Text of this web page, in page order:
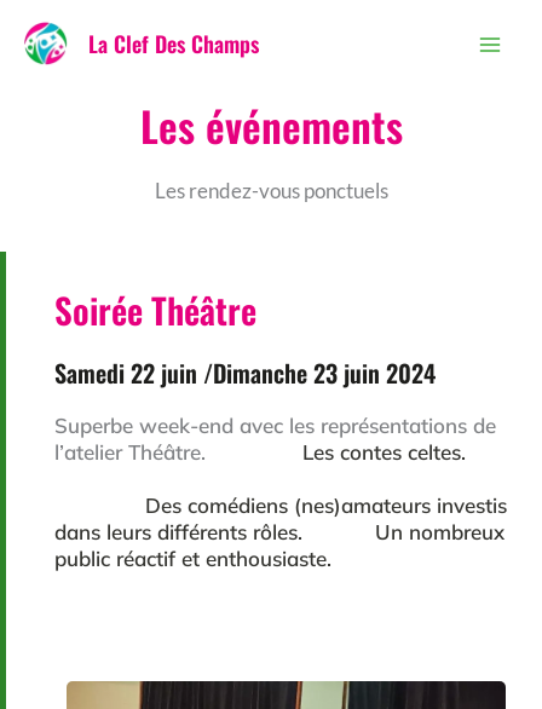
contenu
La Clef Des Champs
Les événements
Les rendez-vous ponctuels
Soirée Théâtre
Samedi 22 juin /Dimanche 23 juin 2024
Superbe week-end avec les représentations de
l’atelier Théâtre. Les contes celtes.
Des comédiens (nes)amateurs investis
dans leurs différents rôles.
Un nombreux
public réactif et enthousiaste.